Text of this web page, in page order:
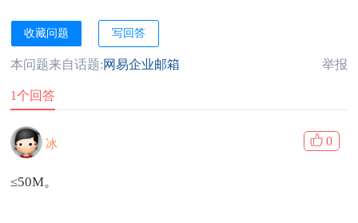
收藏问题 写回答
本问题来自话题:网易企业邮箱 举报
1个回答
冰 0
≤50M。